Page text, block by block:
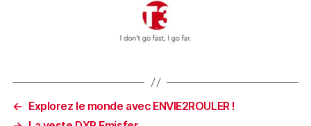
← Explorez le monde avec ENVIE2ROULER !